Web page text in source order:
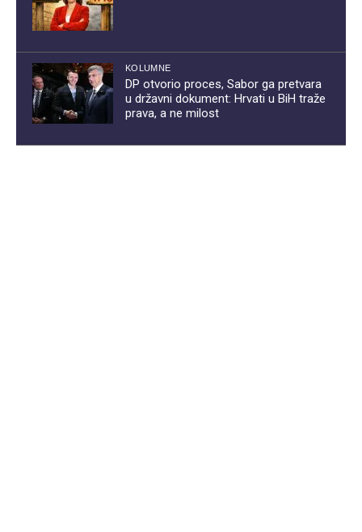
KOLUMNE
DP otvorio proces, Sabor ga pretvara
u državni dokument: Hrvati u BiH traže
prava, a ne milost